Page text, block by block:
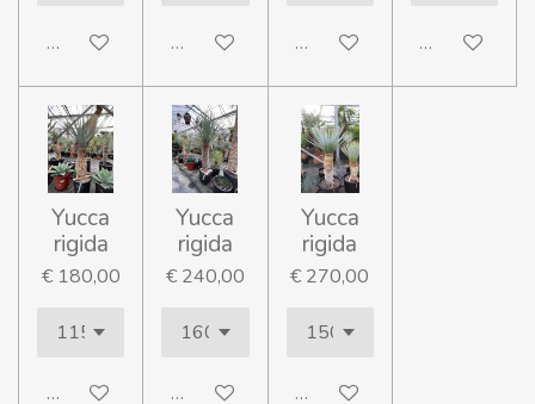
In winkelwagenIn winkelwagenIn winkelwagenIn
Yucca
rigida
€ 180,00
In winkelwagen
Yucca
rigida
€ 240,00
In winkelwagen
Yucca
rigida
€ 270,00
In winkelwagen